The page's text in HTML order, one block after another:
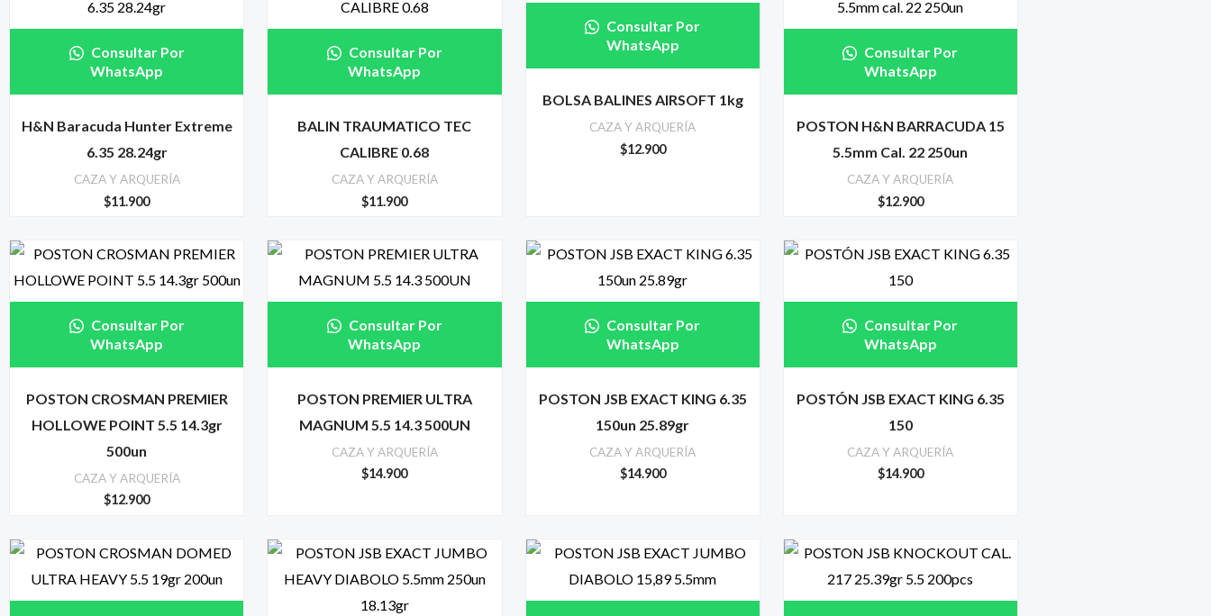
Consultar Por
WhatsApp
H&N Baracuda Hunter Extreme
6.35 28.24gr
CAZA Y ARQUERÍA
$11.900
Consultar Por
WhatsApp
BALIN TRAUMATICO TEC
CALIBRE 0.68
CAZA Y ARQUERÍA
$11.900
Consultar Por
WhatsApp
BOLSA BALINES AIRSOFT 1kg
CAZA Y ARQUERÍA
$12.900
Consultar Por
WhatsApp
POSTON H&N BARRACUDA 15
5.5mm Cal. 22 250un
CAZA Y ARQUERÍA
$12.900
Consultar Por
WhatsApp
POSTON CROSMAN PREMIER
HOLLOWE POINT 5.5 14.3gr
500un
CAZA Y ARQUERÍA
$12.900
Consultar Por
WhatsApp
POSTON PREMIER ULTRA
MAGNUM 5.5 14.3 500UN
CAZA Y ARQUERÍA
$14.900
Consultar Por
WhatsApp
POSTON JSB EXACT KING 6.35
150un 25.89gr
CAZA Y ARQUERÍA
$14.900
Consultar Por
WhatsApp
POSTÓN JSB EXACT KING 6.35
150
CAZA Y ARQUERÍA
$14.900